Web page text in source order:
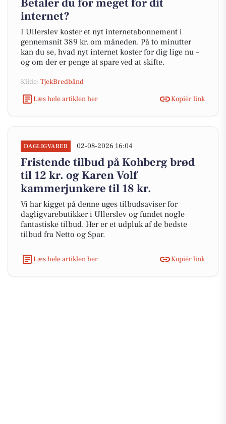
Betaler du for meget for dit
internet?
I Ullerslev koster et nyt internetabonnement i
gennemsnit 389 kr. om måneden. På to minutter
kan du se, hvad nyt internet koster for dig lige nu –
og om der er penge at spare ved at skifte.
Kilde: TjekBredbånd
Læs hele artiklen her
Kopiér link
DAGLIGVARER 02-08-2026 16:04
Fristende tilbud på Kohberg brød
til 12 kr. og Karen Volf
kammerjunkere til 18 kr.
Vi har kigget på denne uges tilbudsaviser for
dagligvarebutikker i Ullerslev og fundet nogle
fantastiske tilbud. Her er et udpluk af de bedste
tilbud fra Netto og Spar.
Læs hele artiklen her Kopiér link